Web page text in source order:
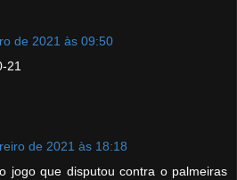
de 2021 às 09:50
21
de 2021 às 18:18
jogo que disputou contra o palmeiras